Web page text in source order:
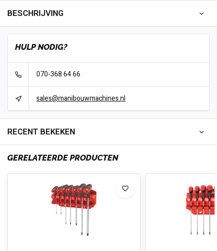
BESCHRIJVING
HULP NODIG?
070-368 64 66
sales@manibouwmachines.nl
RECENT BEKEKEN
GERELATEERDE PRODUCTEN